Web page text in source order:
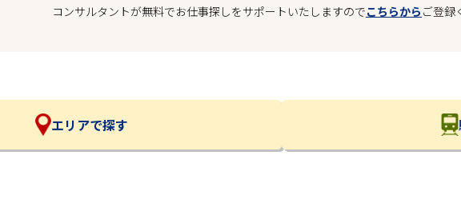
コンサルタントが無料でお仕事探しをサポートいたしますのでこちらから ご登録
エリアで探す